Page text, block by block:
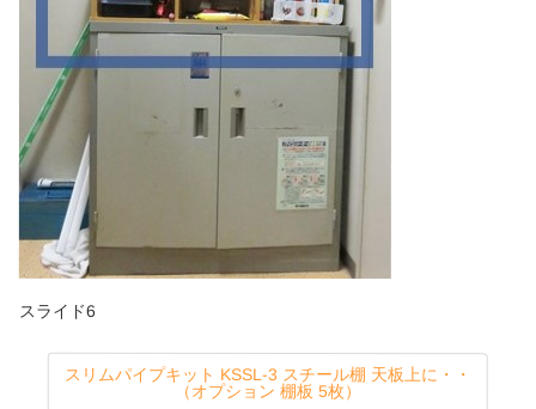
スライド6
スリムパイプキット KSSL-3 スチール棚 天板上に・・
（オプション 棚板 5枚）